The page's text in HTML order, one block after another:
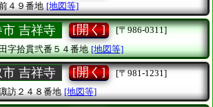
４９番地 [地図等]
吉祥寺 [開く]
[〒986-0311]
字拾貫弐番５４番地 [地図等]
吉祥寺 [開く]
[〒981-1231]
訪２４８番地 [地図等]